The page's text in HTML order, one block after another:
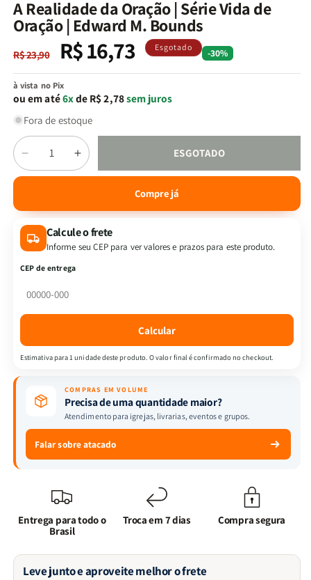
janela
modal
A Realidade da Oração | Série Vida de
Oração | Edward M. Bounds
Preço
normal
R$ 23,90
Preço
promocional
R$ 16,73 Esgotado -30%
à vista no Pix
ou em até6xde R$ 2,78sem juros
Fora de estoque
Quantidade
Diminuir
a
A
Realidade
da
Oração
Série
|
Edward
Bounds
Aumentar
a
quantidade
A
Realidade
da
|
Edward
Bounds
ESGOTADO
Compre já
Calcule o frete
Informe seu CEP para ver valores e prazos para este produto.
CEP de entrega
Calcular
Estimativa para 1 unidade deste produto. O valor final é confirmado no checkout.
COMPRAS EM VOLUME
Precisa de uma quantidade maior?
Atendimento para igrejas, livrarias, eventos e grupos.
Falar sobre atacado
Entrega para todo o
Brasil
Troca em 7 dias Compra segura
Leve junto e aproveite melhor o frete